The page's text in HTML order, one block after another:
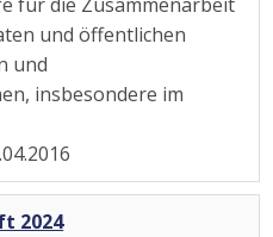
für die Zusammenarbeit
und öffentlichen
und
insbesondere im
2024